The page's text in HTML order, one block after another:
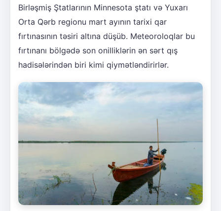
Birləşmiş Ştatlarının Minnesota ştatı və Yuxarı
Orta Qərb regionu mart ayının tarixi qar
fırtınasının təsiri altına düşüb. Meteoroloqlar bu
fırtınanı bölgədə son onilliklərin ən sərt qış
hadisələrindən biri kimi qiymətləndirirlər.